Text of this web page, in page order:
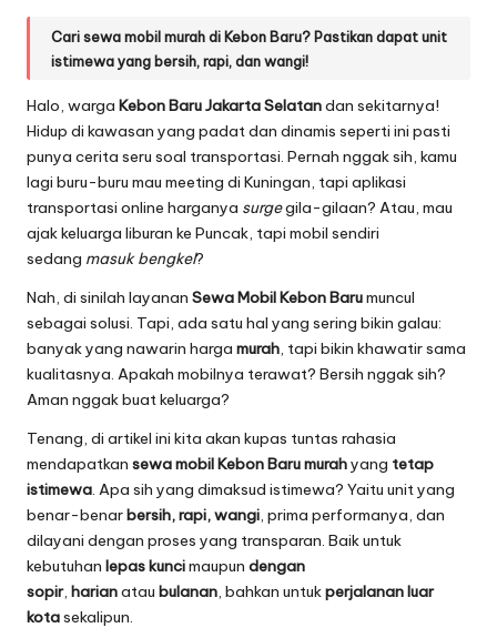
Cari sewa mobil murah di Kebon Baru? Pastikan dapat unit
istimewa yang bersih, rapi, dan wangi!
Halo, warga Kebon Baru Jakarta Selatandan sekitarnya!
Hidup di kawasan yang padat dan dinamis seperti ini pasti
punya cerita seru soal transportasi. Pernah nggak sih, kamu
lagi buru-buru mau meeting di Kuningan, tapi aplikasi
transportasi online harganya surgegila-gilaan? Atau, mau
ajak keluarga liburan ke Puncak, tapi mobil sendiri
sedang masuk bengkel?
Nah, di sinilah layanan Sewa Mobil Kebon Barumuncul
sebagai solusi. Tapi, ada satu hal yang sering bikin galau:
banyak yang nawarin harga murah, tapi bikin khawatir sama
kualitasnya. Apakah mobilnya terawat? Bersih nggak sih?
Aman nggak buat keluarga?
Tenang, di artikel ini kita akan kupas tuntas rahasia
mendapatkan sewa mobil Kebon Baru murahyang tetap
istimewa. Apa sih yang dimaksud istimewa? Yaitu unit yang
benar-benarbersih, rapi, wangi, prima performanya, dan
dilayani dengan proses yang transparan. Baik untuk
kebutuhan lepas kuncimaupun dengan
sopir, harianatau bulanan, bahkan untukperjalanan luar
kotasekalipun.